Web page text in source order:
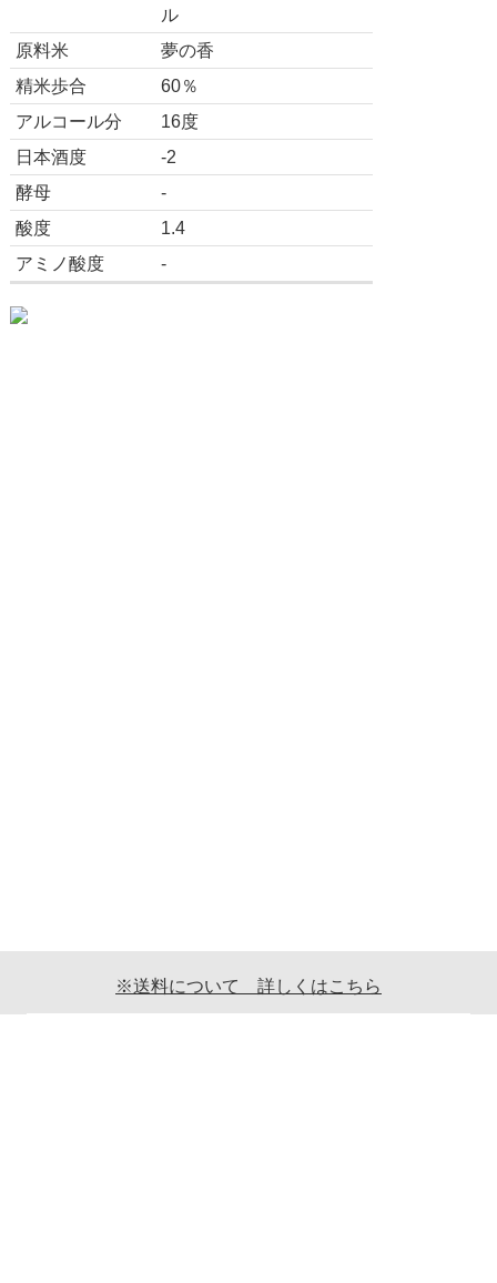
ル
原料米
夢の香
精米歩合
60％
アルコール分
16度
日本酒度
-2
酵母
-
酸度
1.4
アミノ酸度
-
※送料について 詳しくはこちら